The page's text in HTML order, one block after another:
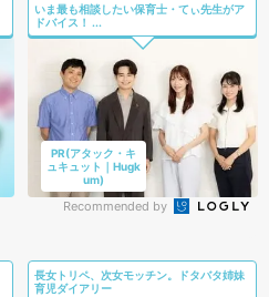
いま最も相談したい保育士・てぃ先生がア
ドバイス！ ...
PR(アタック・キ
ュキュット｜Hugk
um)
Recommended by
長女トリペ、次女モッチン。ドタバタ姉妹
育児ダイアリー